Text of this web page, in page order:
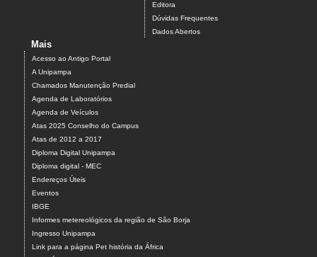
Editora
Dúvidas Frequentes
Dados Abertos
Mais
Acesso ao Antigo Portal
A Unipampa
Chamados Manutenção Predial
Agenda de Laboratórios
Agenda de Veículos
Atas 2025 Conselho do Campus
Atas de 2012 a 2017
Diploma Digital Unipampa
Diploma digital - MEC
Endereços Úteis
Eventos
IBGE
Informes metereológicos da região de São Borja
Ingresso Unipampa
Link para a página Pet história da África